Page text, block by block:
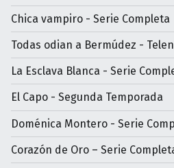
Chica vampiro - Serie Completa
Todas odian a Bermúdez -
La Esclava Blanca - Serie
El Capo - Segunda Temporada
Doménica Montero - Serie
Corazón de Oro – Serie